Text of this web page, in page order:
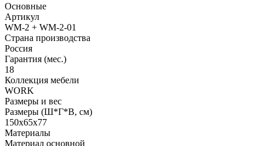
Основные
Артикул
WM-2 + WM-2-01
Страна производства
Россия
Гарантия (мес.)
18
Коллекция мебели
WORK
Размеры и вес
Размеры (Ш*Г*В, см)
150x65x77
Материалы
Материал основной